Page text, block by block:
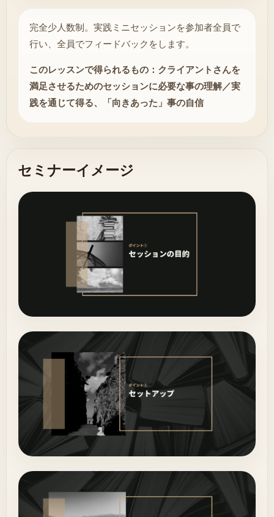
完全少人数制。実践ミニセッションを参加者全員で
行い、全員でフィードバックをします。
このレッスンで得られるもの：クライアントさんを
満足させるためのセッションに必要な事の理解／実
践を通じて得る、「向きあった」事の自信
セミナーイメージ